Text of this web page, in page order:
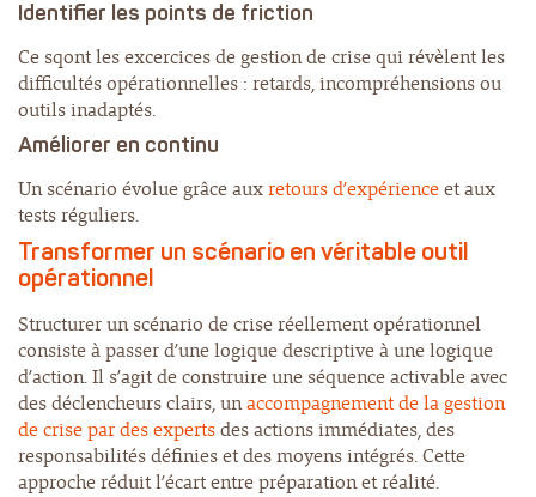
Identifier les points de friction
Ce sqont les excercices de gestion de crise qui révèlent les
difficultés opérationnelles : retards, incompréhensions ou
outils inadaptés.
Améliorer en continu
Un scénario évolue grâce auxretours d’expérienceet aux
tests réguliers.
Transformer un scénario en véritable outil
opérationnel
Structurer un scénario de crise réellement opérationnel
consiste à passer d’une logique descriptive à une logique
d’action. Il s’agit de construire une séquence activable avec
des déclencheurs clairs, unaccompagnement de la gestion
de crise par des expertsdes actions immédiates, des
responsabilités définies et des moyens intégrés. Cette
approche réduit l’écart entre préparation et réalité.